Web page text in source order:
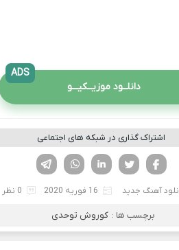
دانلــود موزیــکیـــو
ADS
اشتراک گذاری در شبکه های اجتماعی
لینکدین تویتر
فیسوک
آهنگ جدید 16 فوریه 2020 0 نظر
برچسب ها : کوروش توحدی